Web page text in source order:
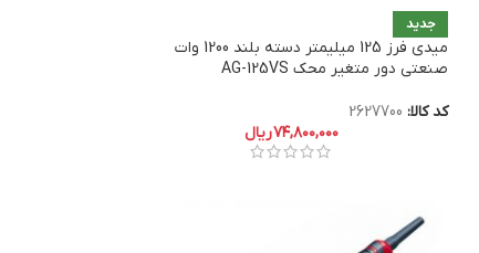
جدید
میدی فرز 125 میلیمتر دسته بلند 1200 وات
صنعتی دور متغیر محک AG-125VS
کد کالا: 2627700
۷۴,۸۰۰,۰۰۰ریال